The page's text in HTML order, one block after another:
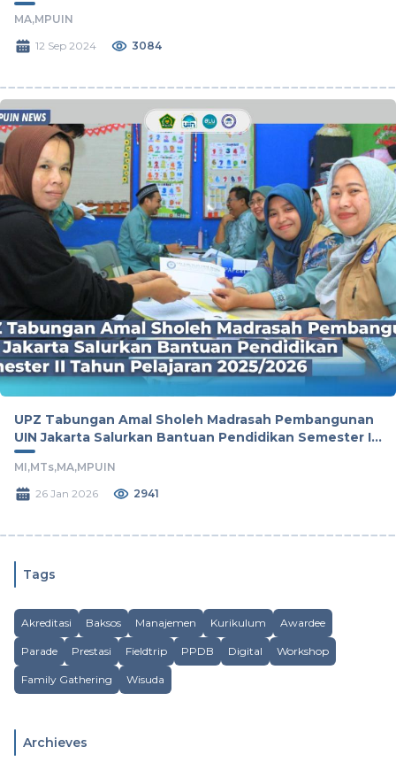
MA,MPUIN
12 Sep 2024
3084
UPZ Tabungan Amal Sholeh Madrasah Pembangunan
UIN Jakarta Salurkan Bantuan Pendidikan Semester II
Tahun Pelajaran 2025/2026
MI,MTs,MA,MPUIN
26 Jan 2026
2941
Tags
Akreditasi Baksos Manajemen Kurikulum Awardee
Parade Prestasi Fieldtrip PPDB Digital Workshop
Family Gathering Wisuda
Archieves